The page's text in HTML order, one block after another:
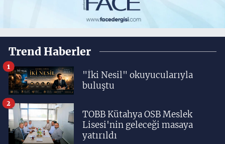
Trend Haberler
"İki Nesil" okuyucularıyla
buluştu
1
TOBB Kütahya OSB Meslek
Lisesi'nin geleceği masaya
yatırıldı
2